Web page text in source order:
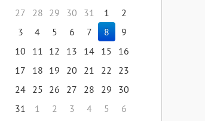
27
28 29 30 31 1
2
3
4 5 6 7 8
9
10
11 12 13 14 15
16
17
18 19 20 21 22
23
24 25 26 27 28 29
30
31
1 2 3 4 5 6